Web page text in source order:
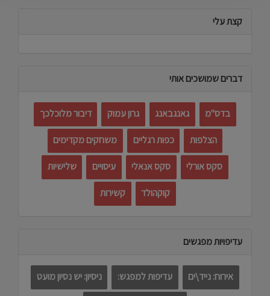
קצת עלי
דברים שמושכים אותי
בדס"מ גאנגבאנג גרון עמוק דיבור מלוכלכך
הצלפות כפות רגליים משחקים מקדימים
סקס אורלי סקס אנאלי עיסויים שלישיות
קוקהולד קשירות
עדיפויות מפגשים
אירוח: נייד\ים עדיפות למפגש: ניסיון: יש נסיון מועט